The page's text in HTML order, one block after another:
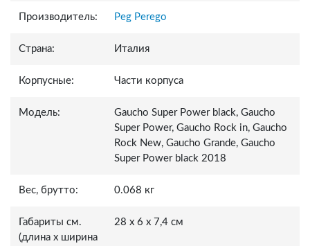
Производитель: Peg Perego
Страна: Италия
Корпусные: Части корпуса
Модель:
Gaucho Super Power black, Gaucho
Super Power, Gaucho Rock in, Gaucho
Rock New, Gaucho Grande, Gaucho
Super Power black 2018
Вес, брутто: 0.068 кг
Габариты см.
(длина x ширина
28 x 6 x 7,4 см